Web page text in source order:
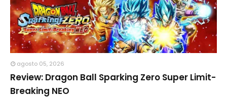
agosto 05, 2026
Review: Dragon Ball Sparking Zero Super Limit-
Breaking NEO